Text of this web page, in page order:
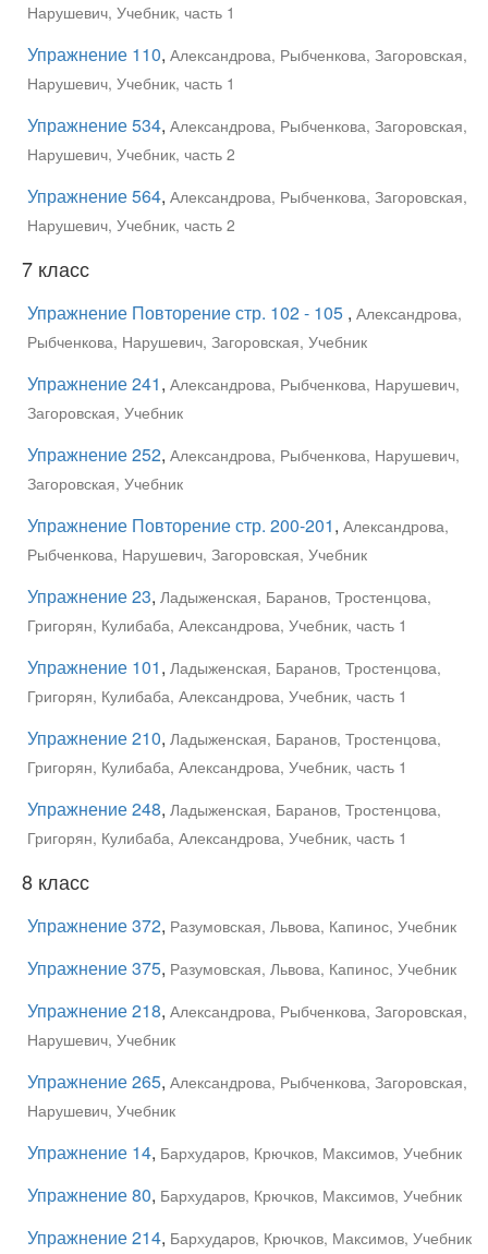
Нарушевич, Учебник, часть 1
Упражнение 110, Александрова, Рыбченкова, Загоровская,
Нарушевич, Учебник, часть 1
Упражнение 534, Александрова, Рыбченкова, Загоровская,
Нарушевич, Учебник, часть 2
Упражнение 564, Александрова, Рыбченкова, Загоровская,
Нарушевич, Учебник, часть 2
7 класс
Упражнение Повторение стр. 102 - 105 , Александрова,
Рыбченкова, Нарушевич, Загоровская, Учебник
Упражнение 241, Александрова, Рыбченкова, Нарушевич,
Загоровская, Учебник
Упражнение 252, Александрова, Рыбченкова, Нарушевич,
Загоровская, Учебник
Упражнение Повторение стр. 200-201, Александрова,
Рыбченкова, Нарушевич, Загоровская, Учебник
Упражнение 23, Ладыженская, Баранов, Тростенцова,
Григорян, Кулибаба, Александрова, Учебник, часть 1
Упражнение 101, Ладыженская, Баранов, Тростенцова,
Григорян, Кулибаба, Александрова, Учебник, часть 1
Упражнение 210, Ладыженская, Баранов, Тростенцова,
Григорян, Кулибаба, Александрова, Учебник, часть 1
Упражнение 248, Ладыженская, Баранов, Тростенцова,
Григорян, Кулибаба, Александрова, Учебник, часть 1
8 класс
Упражнение 372, Разумовская, Львова, Капинос, Учебник
Упражнение 375, Разумовская, Львова, Капинос, Учебник
Упражнение 218, Александрова, Рыбченкова, Загоровская,
Нарушевич, Учебник
Упражнение 265, Александрова, Рыбченкова, Загоровская,
Нарушевич, Учебник
Упражнение 14, Бархударов, Крючков, Максимов, Учебник
Упражнение 80, Бархударов, Крючков, Максимов, Учебник
Упражнение 214, Бархударов, Крючков, Максимов, Учебник